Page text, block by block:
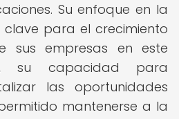
Su enfoque en la
para el crecimiento
sus empresas en este
su capacidad para
las oportunidades
mantenerse a la